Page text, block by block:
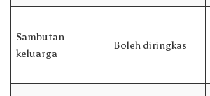
Sambutan
keluarga
Boleh diringkas